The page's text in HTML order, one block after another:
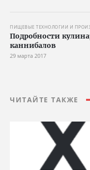
ПИЩЕВЫЕ ТЕХНОЛОГИИ И
Подробности
каннибалов
29 марта 2017
ЧИТАЙТЕ ТАКЖЕ